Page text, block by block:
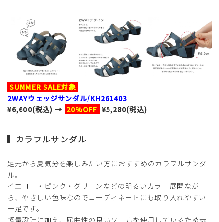
SUMMER SALE対象
2WAYウェッジサンダル/KH261403
¥6,600(税込) → 20%OFF ¥5,280(税込)
カラフルサンダル
足元から夏気分を楽しみたい方におすすめのカラフルサンダ
ル。
イエロー・ピンク・グリーンなどの明るいカラー展開なが
ら、やさしい色味なのでコーディネートにも取り入れやすい
一足です。
軽量設計に加え、屈曲性の良いソールを使用しているため歩